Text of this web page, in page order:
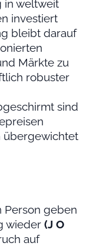
in weltweit
investiert
bleibt darauf
Märkte zu
robuster
sind
übergewichtet
Person geben
wieder (J O
auf